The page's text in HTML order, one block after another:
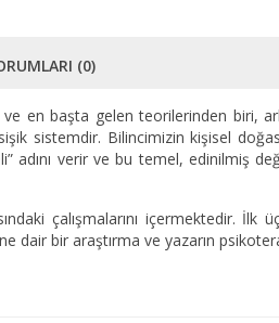
(0)
en başta gelen teorilerinden biri,
sistemdir. Bilincimizin kişisel
adını verir ve bu temel, edinilmiş
çalışmalarını içermektedir.
dair bir araştırma ve yazarın